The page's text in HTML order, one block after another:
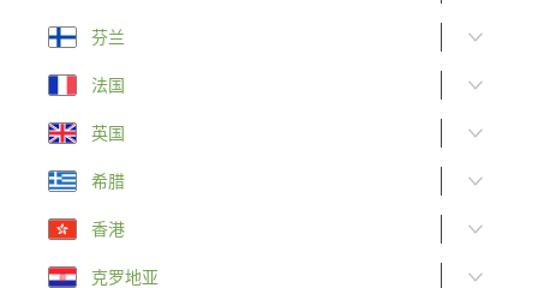
芬兰
法国
英国
希腊
香港
克罗地亚